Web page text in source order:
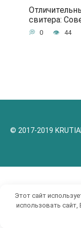
свитера:
0 44
© 2017-2019
Этот сайт
использовать сайт,